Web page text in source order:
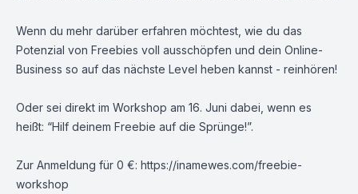
Wenn du mehr darüber erfahren möchtest, wie du das
Potenzial von Freebies voll ausschöpfen und dein Online-
Business so auf das nächste Level heben kannst - reinhören!
Oder sei direkt im Workshop am 16. Juni dabei, wenn es
heißt: “Hilf deinem Freebie auf die Sprünge!”.
Zur Anmeldung für 0 €: https://inamewes.com/freebie-
workshop